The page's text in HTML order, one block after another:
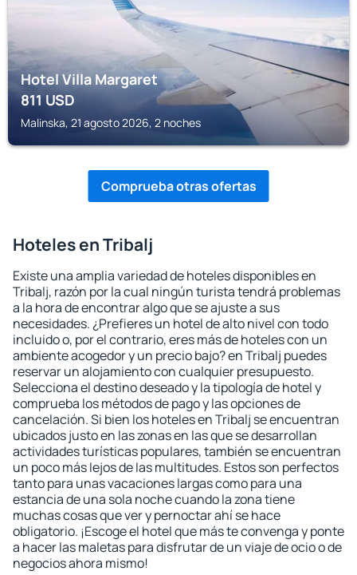
Hotel Villa Margaret
811USD
Malinska, 21 agosto 2026, 2 noches
Comprueba otras ofertas
Hoteles en Tribalj
Existe una amplia variedad de hoteles disponibles en
Tribalj, razón por la cual ningún turista tendrá problemas
a la hora de encontrar algo que se ajuste a sus
necesidades. ¿Prefieres un hotel de alto nivel con todo
incluido o, por el contrario, eres más de hoteles con un
ambiente acogedor y un precio bajo? en Tribalj puedes
reservar un alojamiento con cualquier presupuesto.
Selecciona el destino deseado y la tipología de hotel y
comprueba los métodos de pago y las opciones de
cancelación. Si bien los hoteles en Tribalj se encuentran
ubicados justo en las zonas en las que se desarrollan
actividades turísticas populares, también se encuentran
un poco más lejos de las multitudes. Estos son perfectos
tanto para unas vacaciones largas como para una
estancia de una sola noche cuando la zona tiene
muchas cosas que ver y pernoctar ahí se hace
obligatorio. ¡Escoge el hotel que más te convenga y ponte
a hacer las maletas para disfrutar de un viaje de ocio o de
negocios ahora mismo!